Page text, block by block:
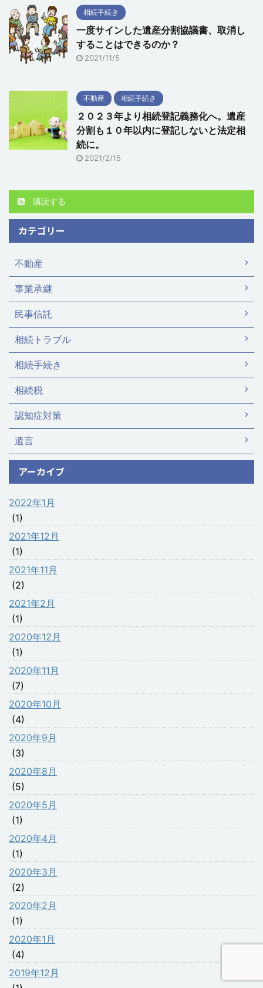
相続手続き
一度サインした遺産分割協議書、取消し
することはできるのか？
2021/11/5
不動産 相続手続き
２０２３年より相続登記義務化へ。遺産
分割も１０年以内に登記しないと法定相
続に。
2021/2/15
購読する
カテゴリー
不動産
事業承継
民事信託
相続トラブル
相続手続き
相続税
認知症対策
遺言
アーカイブ
2022年1月
(1)
2021年12月
(1)
2021年11月
(2)
2021年2月
(1)
2020年12月
(1)
2020年11月
(7)
2020年10月
(4)
2020年9月
(3)
2020年8月
(5)
2020年5月
(1)
2020年4月
(1)
2020年3月
(2)
2020年2月
(1)
2020年1月
(4)
2019年12月